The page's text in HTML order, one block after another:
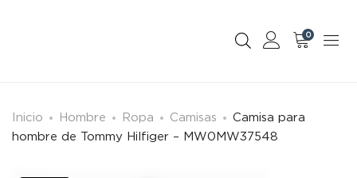
0
Inicio Hombre Ropa Camisas
Camisa para
hombre de Tommy Hilfiger – MW0MW37548